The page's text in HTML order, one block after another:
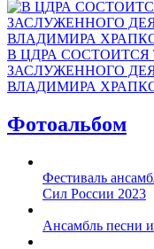
В ЦДРА СОСТОИТСЯ
ЗАСЛУЖЕННОГО
ВЛАДИМИРА
Фотоальбом
Фестиваль
Сил России 2023
Ансамбль песни